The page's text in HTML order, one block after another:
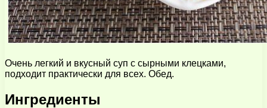
Очень легкий и вкусный суп с сырными клецками,
подходит практически для всех. Обед.
Ингредиенты